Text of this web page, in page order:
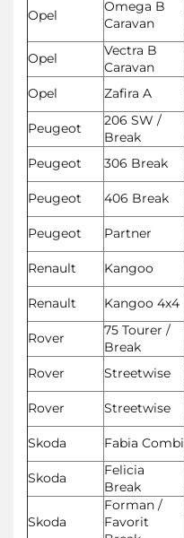
Opel
Omega B
Caravan
Opel
Vectra B
Caravan
Opel
Zafira A
Peugeot
206 SW /
Break
Peugeot
306 Break
Peugeot
406 Break
Peugeot
Partner
Renault
Kangoo
Renault
Kangoo 4x4
Rover
75 Tourer /
Break
Rover
Streetwise
Rover
Streetwise
Skoda
Fabia Combi
Skoda
Felicia
Break
Skoda
Forman /
Favorit